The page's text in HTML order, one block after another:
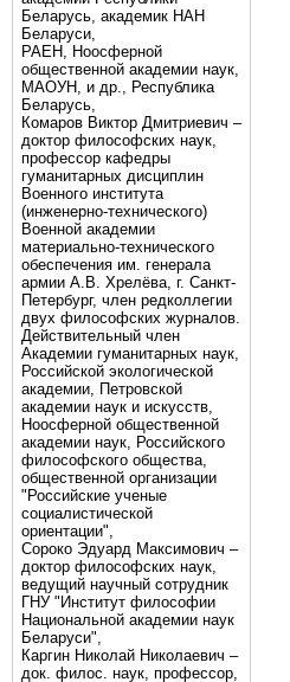
Беларусь, академик НАН
Беларуси,
РАЕН, Ноосферной
общественной академии наук,
МАОУН, и др., Республика
Беларусь,
Комаров Виктор Дмитриевич –
доктор философских наук,
профессор кафедры
гуманитарных дисциплин
Военного института
(инженерно-технического)
Военной академии
материально-технического
обеспечения им. генерала
армии А.В. Хрелёва, г. Санкт-
Петербург, член редколлегии
двух философских журналов.
Действительный член
Академии гуманитарных наук,
Российской экологической
академии, Петровской
академии наук и искусств,
Ноосферной общественной
академии наук, Российского
философского общества,
общественной организации
"Российские ученые
социалистической
ориентации",
Сороко Эдуард Максимович –
доктор философских наук,
ведущий научный сотрудник
ГНУ "Институт философии
Национальной академии наук
Беларуси",
Каргин Николай Николаевич –
док. филос. наук, профессор,